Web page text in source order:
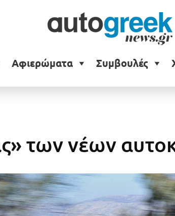
Αφιερώματα Συμβουλές
των νέων